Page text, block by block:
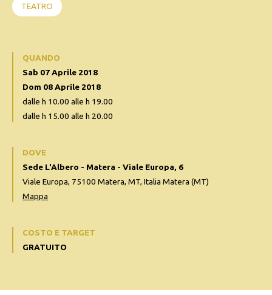
TEATRO
QUANDO
Sab 07 Aprile 2018
Dom 08 Aprile 2018
dalle h 10.00 alle h 19.00
dalle h 15.00 alle h 20.00
DOVE
Sede L'Albero - Matera - Viale Europa, 6
Viale Europa, 75100 Matera, MT, Italia Matera (MT)
Mappa
COSTO E TARGET
GRATUITO